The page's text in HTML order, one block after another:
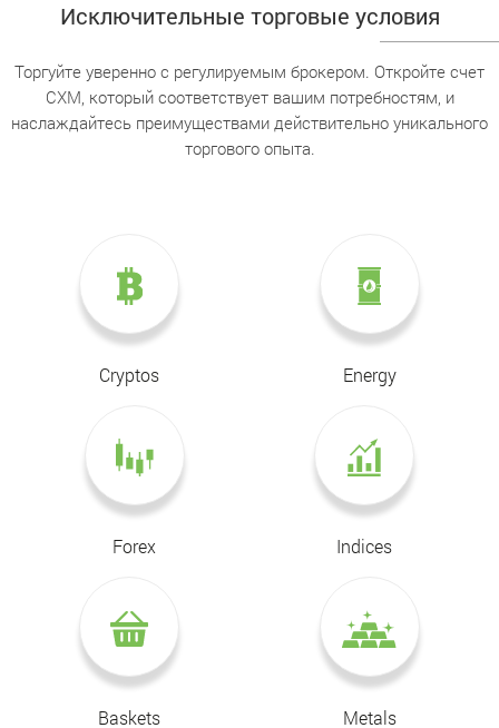
Исключительные торговые условия
Торгуйте уверенно с регулируемым брокером. Откройте счет
CXM, который соответствует вашим потребностям, и
наслаждайтесь преимуществами действительно уникального
торгового опыта.
Cryptos Energy
Forex Indices
Baskets Metals